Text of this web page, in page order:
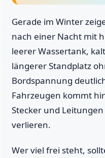
Gerade im Winter
nach einer Nacht mit
leerer Wassertank,
längerer Standplatz
Bordspannung
Fahrzeugen kommt
Stecker und
verlieren.
Wer viel frei steht,